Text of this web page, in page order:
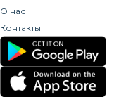
О нас
Контакты